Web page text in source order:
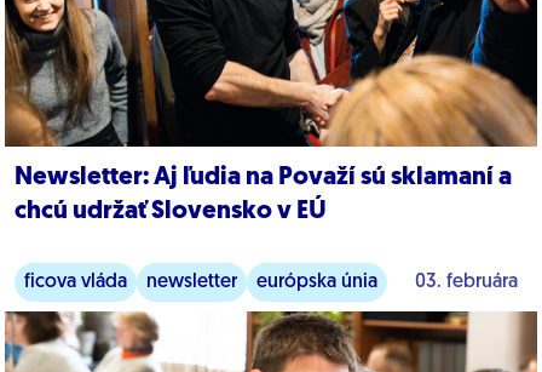
Newsletter: Aj ľudia na Považí sú sklamaní a
chcú udržať Slovensko v EÚ
ficova vláda newsletter európska únia 03. februára